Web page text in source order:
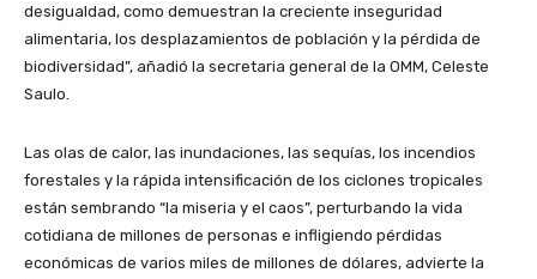
desigualdad, como demuestran la creciente inseguridad
alimentaria, los desplazamientos de población y la pérdida de
biodiversidad”, añadió la secretaria general de la OMM, Celeste
Saulo.
Las olas de calor, las inundaciones, las sequías, los incendios
forestales y la rápida intensificación de los ciclones tropicales
están sembrando “la miseria y el caos”, perturbando la vida
cotidiana de millones de personas e infligiendo pérdidas
económicas de varios miles de millones de dólares, advierte la